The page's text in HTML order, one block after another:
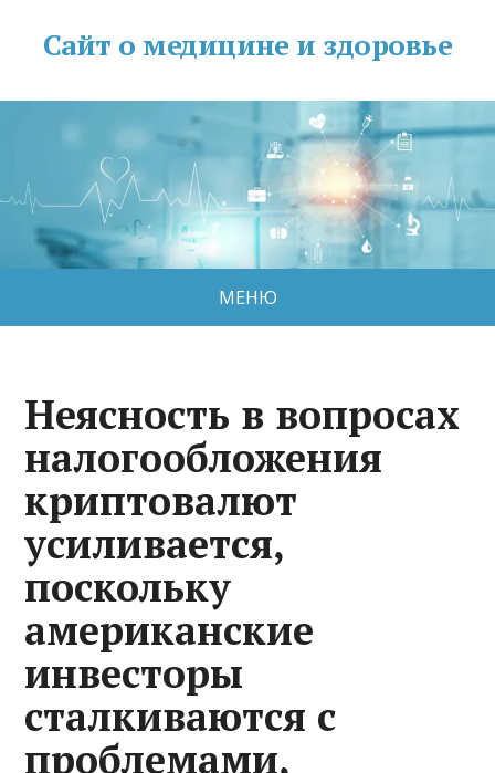
Сайт о медицине и здоровье
МЕНЮ
Неясность в вопросах
налогообложения
криптовалют
усиливается,
поскольку
американские
инвесторы
сталкиваются с
проблемами,